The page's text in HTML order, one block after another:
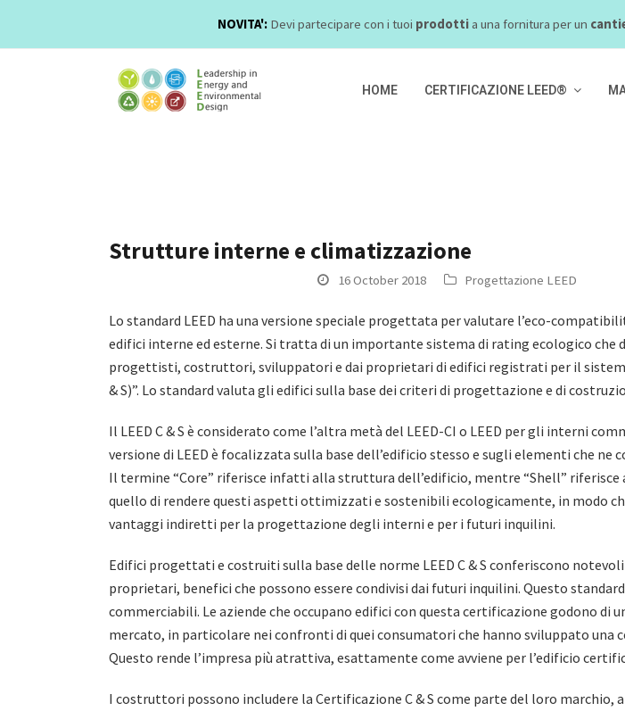
NOVITA':Devi partecipare con i tuoi prodottia una fornitura per un
HOME CERTIFICAZIONE LEED®
Strutture interne e climatizzazione
16 October 2018 Progettazione LEED
Lo standard LEED ha una versione speciale progettata per valutare l’eco-
edifici interne ed esterne. Si tratta di un importante sistema di rating ecologico che
progettisti, costruttori, sviluppatori e dai proprietari di edifici registrati per il
& S)”. Lo standard valuta gli edifici sulla base dei criteri di progettazione e di
Il LEED C & S è considerato come l’altra metà del LEED-CI o LEED per gli interni
versione di LEED è focalizzata sulla base dell’edificio stesso e sugli elementi che
Il termine “Core” riferisce infatti alla struttura dell’edificio, mentre “Shell” riferisce
quello di rendere questi aspetti ottimizzati e sostenibili ecologicamente, in modo
vantaggi indiretti per la progettazione degli interni e per i futuri inquilini.
Edifici progettati e costruiti sulla base delle norme LEED C & S conferiscono
proprietari, benefici che possono essere condivisi dai futuri inquilini. Questo
commerciabili. Le aziende che occupano edifici con questa certificazione godono di
mercato, in particolare nei confronti di quei consumatori che hanno sviluppato una
Questo rende l’impresa più atrattiva, esattamente come avviene per l’edificio
I costruttori possono includere la Certificazione C & S come parte del loro marchio,